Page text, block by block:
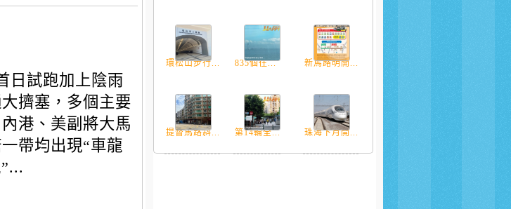
日試跑加上陰雨
擠塞，多個主要
港、美副將大馬
帶均出現“車龍
環松山步行... 835個往... 新馬路明開...
提督馬路斜... 第14輪全... 珠海下月開...